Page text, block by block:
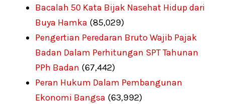
Bacalah 50 Kata Bijak Nasehat Hidup dari
Buya Hamka (85,029)
Pengertian Peredaran Bruto Wajib Pajak
Badan Dalam Perhitungan SPT Tahunan
PPh Badan (67,442)
Peran Hukum Dalam Pembangunan
Ekonomi Bangsa (63,992)